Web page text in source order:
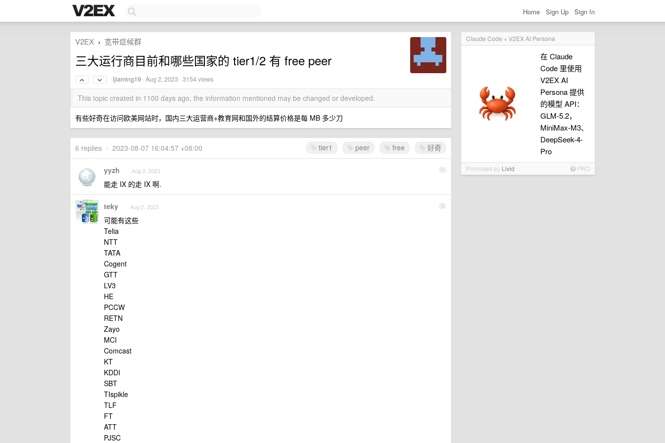
Home Sign Up Sign In
Claude Code + V2EX AI Persona
在 Claude
Code 里使用
V2EX AI
Persona 提供
的模型 API：
GLM-5.2，
MiniMax-M3、
DeepSeek-4-
Pro
Promoted by Livid PRO
V2EX › 宽带症候群
三大运行商目前和哪些国家的 tier1/2 有 free peer
ljiaming19 ·Aug 2, 2023 · 3154 views
This topic created in 1100 days ago, the information mentioned may be changed or developed.
有些好奇在访问欧美网站时，国内三大运营商+教育网和国外的结算价格是每 MB 多少刀
tier1 peer free 好奇
6 replies • 2023-08-07 16:04:57 +08:00
1
yyzh Aug 2, 2023
能走 IX 的走 IX 啊.
2
teky Aug 2, 2023
可能有这些
Telia
NTT
TATA
Cogent
GTT
LV3
HE
PCCW
RETN
Zayo
MCI
Comcast
KT
KDDI
SBT
TIspikle
TLF
FT
ATT
PJSC